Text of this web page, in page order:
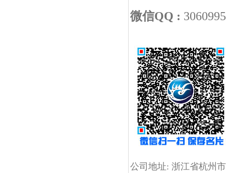
微信QQ :
公司地址: 浙江省杭州